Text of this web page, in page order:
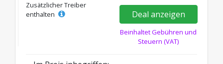
Zusätzlicher Treiber
enthalten
Deal anzeigen
Beinhaltet Gebühren und
Steuern (VAT)